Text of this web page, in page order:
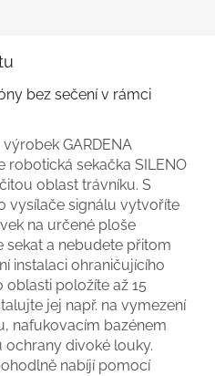
bez sečení v rámci
GARDENA
robotická sekačka SILENO
oblast trávníku. S
vysílače signálu vytvoříte
na určené ploše
sekat a nebudete přitom
instalaci ohraničujícího
oblasti položíte až 15
jej např. na vymezení
nafukovacím bazénem
divoké louky.
nabíjí pomocí